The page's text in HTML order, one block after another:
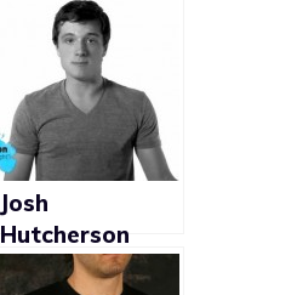
Josh
Hutcherson
aderisce ad una